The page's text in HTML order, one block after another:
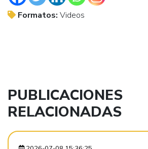
Formatos: Videos
PUBLICACIONES
RELACIONADAS